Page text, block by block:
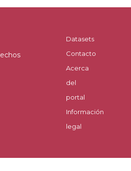
Datasets
Contacto
Acerca
del
portal
Información
legal